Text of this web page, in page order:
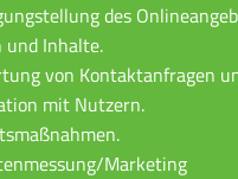
des
und Inhalte.
von Kontaktanfragen
mit Nutzern.
Marketing